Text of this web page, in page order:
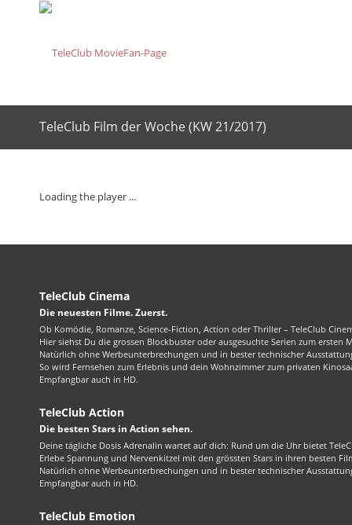
TeleClub Film der Woche (KW 21/2017)
Loading the player ...
TeleClub Cinema
Die neuesten Filme. Zuerst.
Ob Komödie, Romanze, Science-Fiction, Action oder Thriller – TeleClub
Hier siehst Du die grossen Blockbuster oder ausgesuchte Serien zum ersten
Natürlich ohne Werbeunterbrechungen und in bester technischer
So wird Fernsehen zum Erlebnis und dein Wohnzimmer zum privaten
Empfangbar auch in HD.
TeleClub Action
Die besten Stars in Action sehen.
Deine tägliche Dosis Adrenalin wartet auf dich: Rund um die Uhr bietet
Erlebe Spannung und Nervenkitzel mit den grössten Stars in ihren besten
Natürlich ohne Werbeunterbrechungen und in bester technischer
Empfangbar auch in HD.
TeleClub Emotion